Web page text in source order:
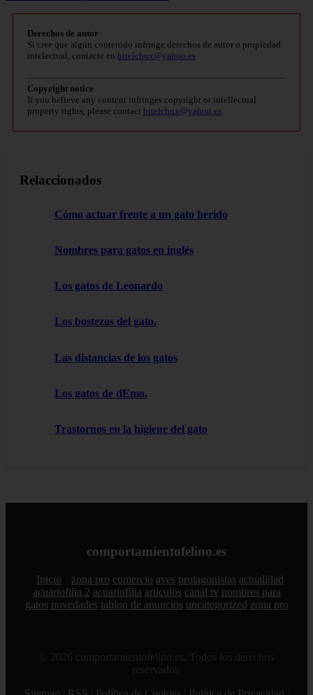
Derechos de autor
Si cree que algún contenido infringe derechos de autor o propiedad
intelectual, contacte en bitelchux@yahoo.es.
Copyright notice
If you believe any content infringes copyright or intellectual
property rights, please contact bitelchux@yahoo.es.
Relaccionados
Cómo actuar frente a un gato herido
Nombres para gatos en inglés
Los gatos de Leonardo
Los bostezos del gato.
Las distancias de los gatos
Los gatos de dEmo.
Trastornos en la higiene del gato
comportamientofelino.es
Inicio zona pro comercio aves protagonistas actualidad
acuariofilia 2 acuariofilia articulos canal tv nombres para
gatos novedades tablon de anuncios uncategorized zona pro
© 2026 comportamientofelino.es. Todos los derechos
reservados.